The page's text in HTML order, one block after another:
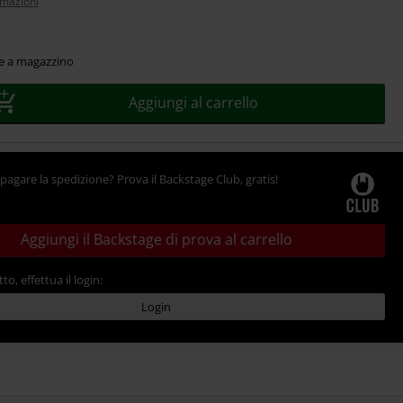
a magazzino
Aggiungi al carrello
la spedizione? Prova il Backstage Club, gratis!
Aggiungi il Backstage di prova al carrello
effettua il login:
Login